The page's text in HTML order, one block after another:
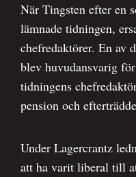
När Tingsten efter en
lämnade tidningen,
chefredaktörer. En av
blev huvudansvarig
tidningens
pension och
Under Lagercrantz
att ha varit liberal till